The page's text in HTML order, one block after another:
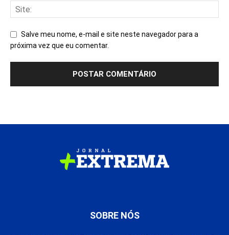
Salve meu nome, e-mail e site neste navegador para a
próxima vez que eu comentar.
SOBRE NÓS